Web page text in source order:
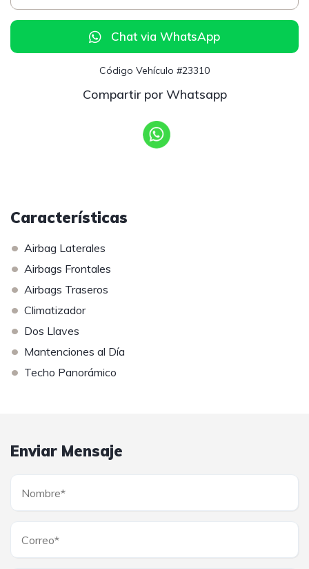
Chat via WhatsApp
Código Vehículo #23310
Compartir por Whatsapp
Características
• Airbag Laterales
• Airbags Frontales
• Airbags Traseros
• Climatizador
• Dos Llaves
• Mantenciones al Día
• Techo Panorámico
Enviar Mensaje